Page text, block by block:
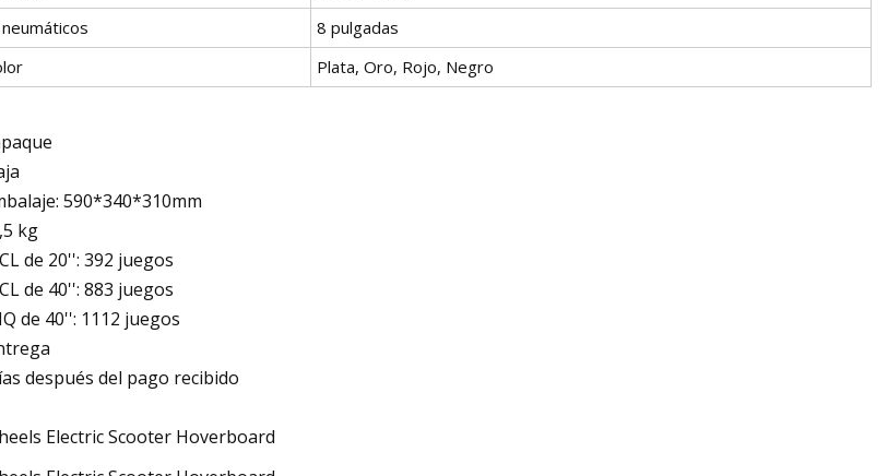
8 pulgadas
Plata, Oro, Rojo, Negro
590*340*310mm
kg
de 20'': 392 juegos
de 40'': 883 juegos
de 40'': 1112 juegos
después del pago recibido